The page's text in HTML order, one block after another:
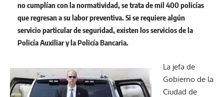
no cumplían con la normatividad, se trata de mil 400 policías
que regresan a su labor preventiva. Si se requiere algún
servicio particular de seguridad, existen los servicios de la
Policía Auxiliar y la Policía Bancaria.
La jefa de
Gobierno de la
Ciudad de